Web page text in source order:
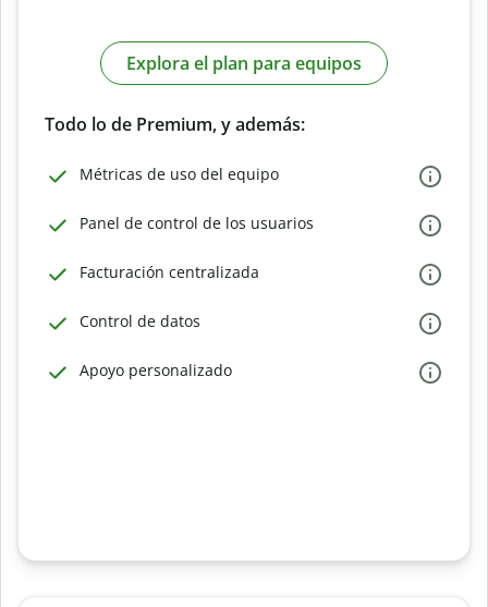
Explora el plan para equipos
Todo lo de Premium, y además:
Métricas de uso del equipo
Panel de control de los usuarios
Facturación centralizada
Control de datos
Apoyo personalizado